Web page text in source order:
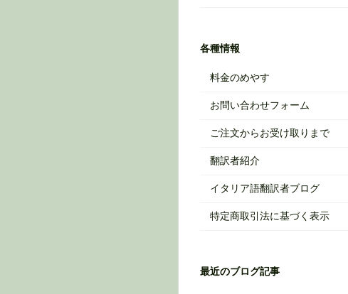
各種情報
料金のめやす
お問い合わせフォーム
ご注文からお受け取りまで
翻訳者紹介
イタリア語翻訳者ブログ
特定商取引法に基づく表示
最近のブログ記事